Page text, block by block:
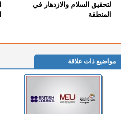
لتحقيق السلام والازدهار في
المنطقة
مواضيع ذات علاقة